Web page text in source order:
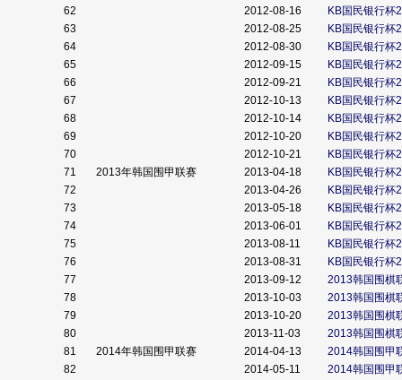
62
2012-08-16
KB国民银行杯
63
2012-08-25
KB国民银行杯
64
2012-08-30
KB国民银行杯
65
2012-09-15
KB国民银行杯
66
2012-09-21
KB国民银行杯
67
2012-10-13
KB国民银行杯
68
2012-10-14
KB国民银行杯
69
2012-10-20
KB国民银行杯
70
2012-10-21
KB国民银行杯
71
2013年韩国围甲联赛 2013-04-18
KB国民银行杯
72
2013-04-26
KB国民银行杯
73
2013-05-18
KB国民银行杯
74
2013-06-01
KB国民银行杯
75
2013-08-11
KB国民银行杯
76
2013-08-31
KB国民银行杯
77
2013-09-12
2013韩国围棋
78
2013-10-03
2013韩国围棋
79
2013-10-20
2013韩国围棋
80
2013-11-03
2013韩国围棋
81
2014年韩国围甲联赛 2014-04-13
2014韩国围甲
82
2014-05-11
2014韩国围甲